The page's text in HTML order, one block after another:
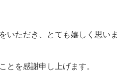
いただき、とても嬉しく思いま
とを感謝申し上げます。